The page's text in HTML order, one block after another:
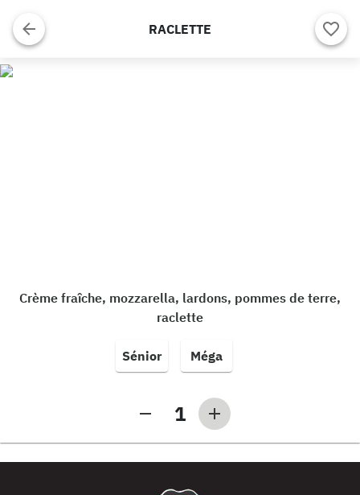
RACLETTE
Crème fraîche, mozzarella, lardons, pommes de terre,
raclette
Sénior Méga
1